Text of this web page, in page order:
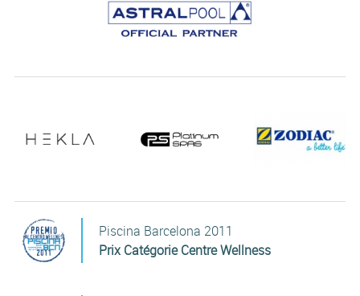
Piscina Barcelona 2011
Prix Catégorie Centre Wellness